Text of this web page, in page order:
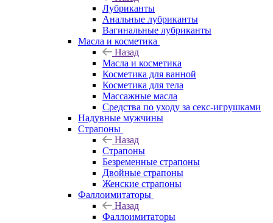
Лубриканты
Анальные лубриканты
Вагинальные лубриканты
Масла и косметика
Назад
Масла и косметика
Косметика для ванной
Косметика для тела
Массажные масла
Средства по уходу за секс-игрушками
Надувные мужчины
Страпоны
Назад
Страпоны
Безременные страпоны
Двойные страпоны
Женские страпоны
Фаллоимитаторы
Назад
Фаллоимитаторы